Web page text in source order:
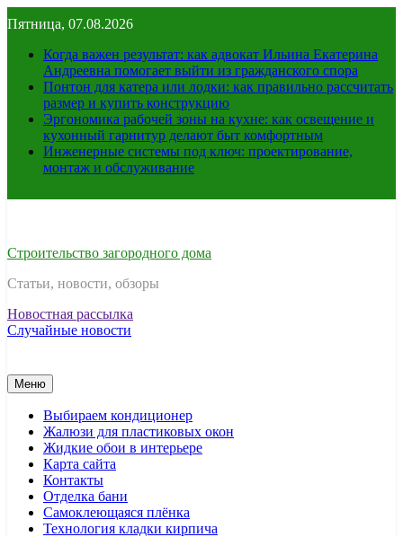
к
содержимому
Пятница, 07.08.2026
Когда важен результат: как адвокат Ильина Екатерина
Андреевна помогает выйти из гражданского спора
Понтон для катера или лодки: как правильно рассчитать
размер и купить конструкцию
Эргономика рабочей зоны на кухне: как освещение и
кухонный гарнитур делают быт комфортным
Инженерные системы под ключ: проектирование,
монтаж и обслуживание
Строительство загородного дома
Статьи, новости, обзоры
Новостная рассылка
Случайные новости
Меню
Выбираем кондиционер
Жалюзи для пластиковых окон
Жидкие обои в интерьере
Карта сайта
Контакты
Отделка бани
Самоклеющаяся плёнка
Технология кладки кирпича